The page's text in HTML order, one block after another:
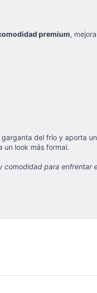
premium,
del frío y aporta
un look más formal.
para enfrentar